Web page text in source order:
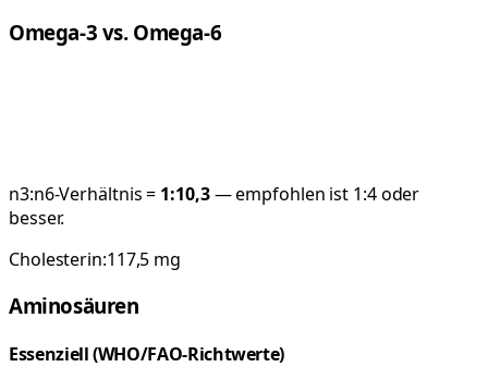
Omega-3 vs. Omega-6
n3:n6-Verhältnis = 1:10,3— empfohlen ist 1:4 oder
besser.
Cholesterin:117,5 mg
Aminosäuren
Essenziell (WHO/FAO-Richtwerte)